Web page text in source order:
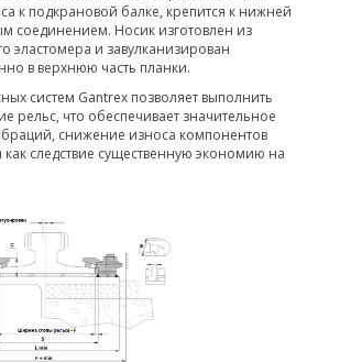
к подкрановой балке, крепится к нижней
соединением. Носик изготовлен из
эластомера и завулканизирован
в верхнюю часть планки.
систем Gantrex позволяет выполнить
рельс, что обеспечивает значительное
снижение износа компонентов
как следствие существенную экономию на